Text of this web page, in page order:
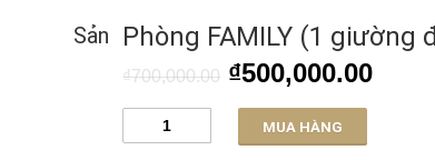
Phòng FAMILY (1 giường
₫700,000.00 ₫500,000.00
Phòng
FAMILY
MUA HÀNG
Sản